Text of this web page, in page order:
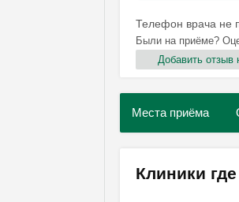
Телефон врача не
Были на приёме?
Добавить отзыв
Места приёма
Клиники